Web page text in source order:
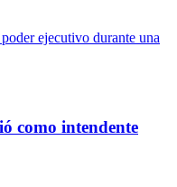
como intendente